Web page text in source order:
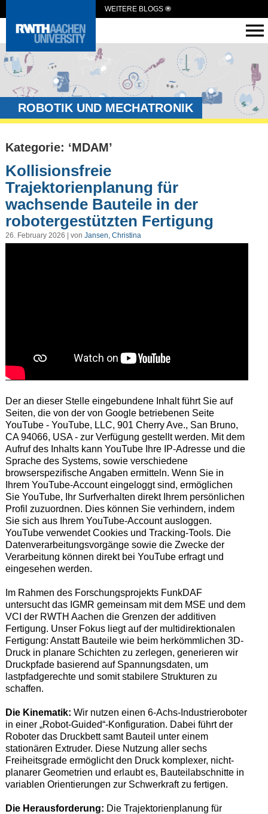
WEITERE BLOGS
ROBOTIK UND MECHATRONIK
Kategorie: ‘MDAM’
Kollisionsfreie
Trajektorienplanung für
wachsende Bauteile in der
robotergestützten Fertigung
26. February 2026 | von Jansen, Christina
Der an dieser Stelle eingebundene Inhalt führt Sie auf
Seiten, die von der von Google betriebenen Seite
YouTube - YouTube, LLC, 901 Cherry Ave., San Bruno,
CA 94066, USA - zur Verfügung gestellt werden. Mit dem
Aufruf des Inhalts kann YouTube Ihre IP-Adresse und die
Sprache des Systems, sowie verschiedene
browserspezifische Angaben ermitteln. Wenn Sie in
Ihrem YouTube-Account eingeloggt sind, ermöglichen
Sie YouTube, Ihr Surfverhalten direkt Ihrem persönlichen
Profil zuzuordnen. Dies können Sie verhindern, indem
Sie sich aus Ihrem YouTube-Account ausloggen.
YouTube verwendet Cookies und Tracking-Tools. Die
Datenverarbeitungsvorgänge sowie die Zwecke der
Verarbeitung können direkt bei YouTube erfragt und
eingesehen werden.
Im Rahmen des Forschungsprojekts FunkDAF
untersucht das IGMR gemeinsam mit dem MSE und dem
VCI der RWTH Aachen die Grenzen der additiven
Fertigung. Unser Fokus liegt auf der multidirektionalen
Fertigung: Anstatt Bauteile wie beim herkömmlichen 3D-
Druck in planare Schichten zu zerlegen, generieren wir
Druckpfade basierend auf Spannungsdaten, um
lastpfadgerechte und somit stabilere Strukturen zu
schaffen.
Die Kinematik: Wir nutzen einen 6-Achs-Industrieroboter
in einer „Robot-Guided“-Konfiguration. Dabei führt der
Roboter das Druckbett samt Bauteil unter einem
stationären Extruder. Diese Nutzung aller sechs
Freiheitsgrade ermöglicht den Druck komplexer, nicht-
planarer Geometrien und erlaubt es, Bauteilabschnitte in
variablen Orientierungen zur Schwerkraft zu fertigen.
Die Herausforderung: Die Trajektorienplanung für